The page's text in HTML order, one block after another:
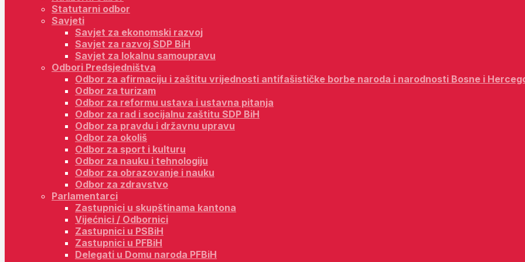
Statutarni odbor
Savjeti
Savjet za ekonomski razvoj
Savjet za razvoj SDP BiH
Savjet za lokalnu samoupravu
Odbori Predsjedništva
Odbor za afirmaciju i zaštitu vrijednosti antifašističke borbe naroda i narodnosti Bosne i
Odbor za turizam
Odbor za reformu ustava i ustavna pitanja
Odbor za rad i socijalnu zaštitu SDP BiH
Odbor za pravdu i državnu upravu
Odbor za okoliš
Odbor za sport i kulturu
Odbor za nauku i tehnologiju
Odbor za obrazovanje i nauku
Odbor za zdravstvo
Parlamentarci
Zastupnici u skupštinama kantona
Vijećnici / Odbornici
Zastupnici u PSBiH
Zastupnici u PFBiH
Delegati u Domu naroda PFBiH